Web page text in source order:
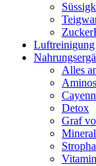
Luftreinigung
Alles
Detox
Graf